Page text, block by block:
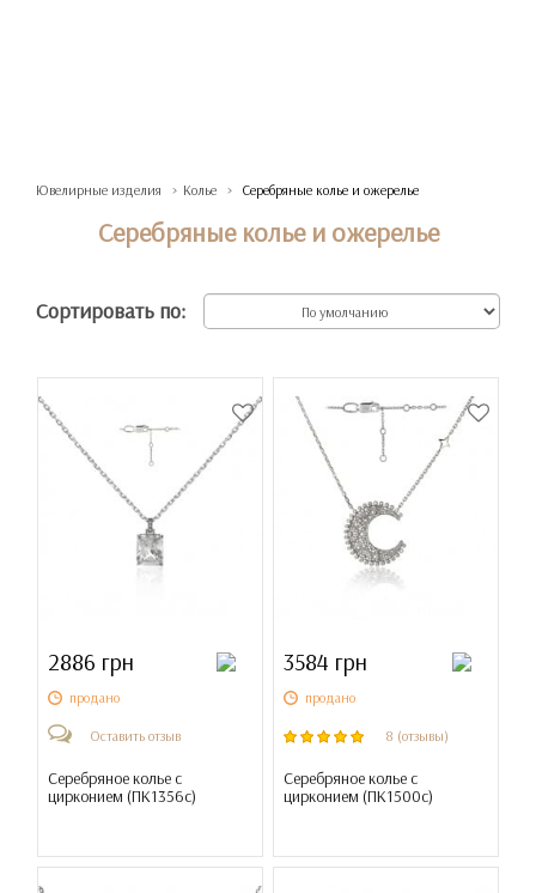
Ювелирные изделия Колье Серебряные колье и ожерелье
Серебряные колье и ожерелье
Сортировать по:
2886 грн
продано
Оставить отзыв
Серебряное колье с
цирконием (ПК1356с)
3584 грн
продано
8 (отзывы)
Серебряное колье с
цирконием (ПК1500с)